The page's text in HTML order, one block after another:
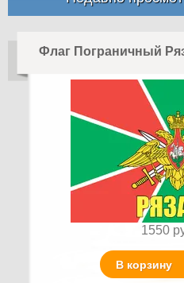
Флаг Пограничный
1550
В корзину